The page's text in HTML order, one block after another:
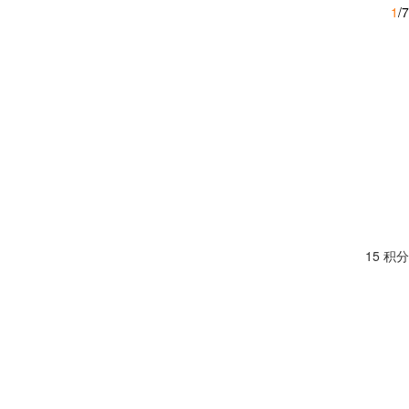
1/7
15 积分